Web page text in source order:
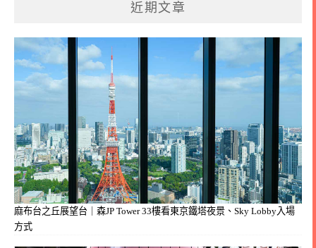
近期文章
麻布台之丘展望台｜森JP Tower 33樓看東京鐵塔夜景、Sky Lobby入場
方式